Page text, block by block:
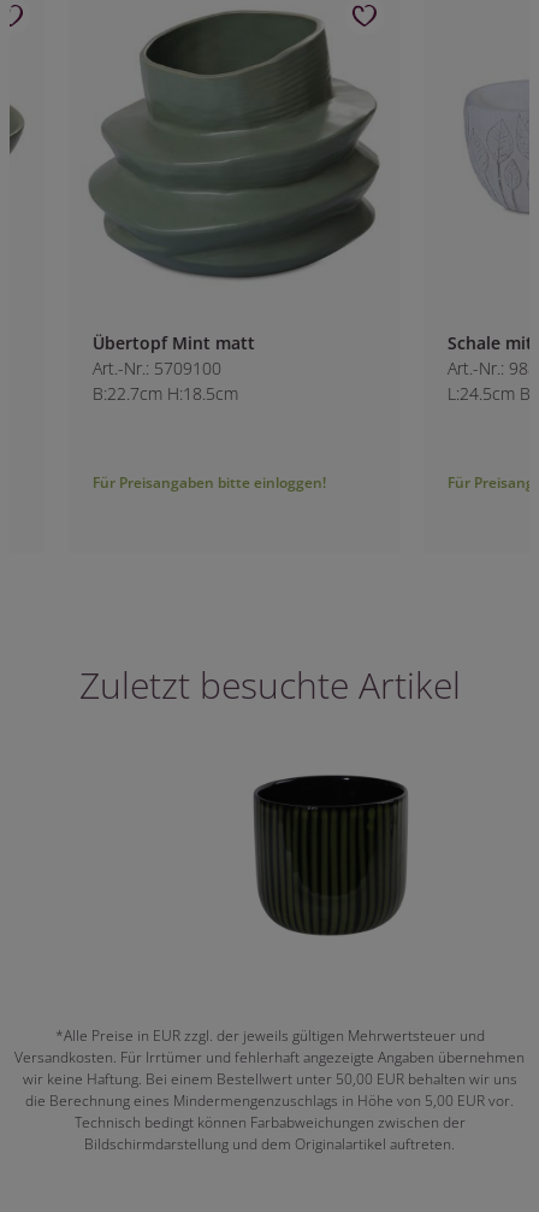
Übertopf Mint matt
Art.-Nr.: 5709100
B:22.7cm H:18.5cm
Für Preisangaben bitte einloggen!
Schale mit Muster
Art.-Nr.: 9880600
L:24.5cm
Für Preisangaben
Zuletzt besuchte Artikel
*Alle Preise in EUR zzgl. der jeweils gültigen Mehrwertsteuer und
Versandkosten. Für Irrtümer und fehlerhaft angezeigte Angaben übernehmen
wir keine Haftung. Bei einem Bestellwert unter 50,00 EUR behalten wir uns
die Berechnung eines Mindermengenzuschlags in Höhe von 5,00 EUR vor.
Technisch bedingt können Farbabweichungen zwischen der
Bildschirmdarstellung und dem Originalartikel auftreten.